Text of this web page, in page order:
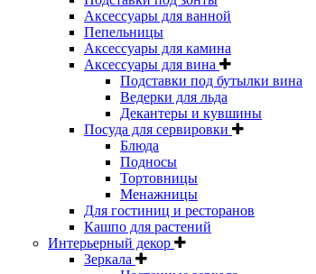
Аксессуары для ванной
Пепельницы
Аксессуары для камина
Аксессуары для вина
Подставки под бутылки вина
Ведерки для льда
Декантеры и кувшины
Посуда для сервировки
Блюда
Подносы
Тортовницы
Менажницы
Для гостиниц и ресторанов
Кашпо для растений
Интерьерный декор
Зеркала